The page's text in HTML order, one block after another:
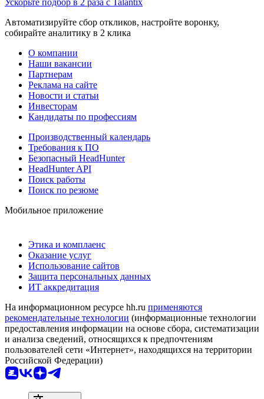
Автоматизируйте сбор откликов, настройте воронку,
собирайте аналитику в 2 клика
О компании
Наши вакансии
Партнерам
Реклама на сайте
Новости и статьи
Инвесторам
Кандидаты по профессиям
Производственный календарь
Требования к ПО
Безопасный HeadHunter
HeadHunter API
Поиск работы
Поиск по резюме
Мобильное приложение
Этика и комплаенс
Оказание услуг
Использование сайтов
Защита персональных данных
ИТ аккредитация
На информационном ресурсе hh.ru применяются
рекомендательные технологии (информационные технологии
предоставления информации на основе сбора, систематизации
и анализа сведений, относящихся к предпочтениям
пользователей сети «Интернет», находящихся на территории
Российской Федерации)